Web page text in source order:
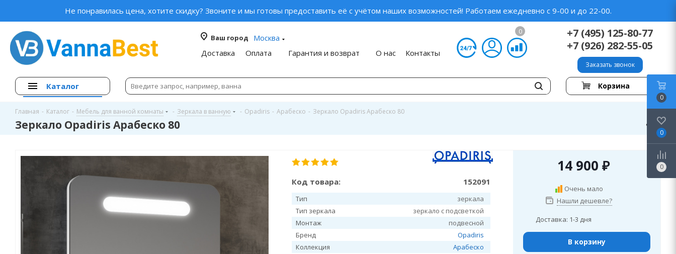
Не понравилась цена, хотите скидку? Звоните и мы готовы предоставить её с учётом наших возможностей! Работаем ежедневно с 9-00 и до 22-00.
Ваш город
Москва
Доставка
Оплата Гарантия и возврат О нас Контакты
0
+7 (495) 125-80-77
+7 (926) 282-55-05
Заказать звонок
Каталог Корзина
Главная - Каталог - Мебель для ванной комнаты - Зеркала в ванную - Opadiris - Арабеско - Зеркало Opadiris Арабеско 80
Зеркало Opadiris Арабеско 80
Код товара: 152091
Тип
зеркала
Тип зеркала
зеркало с подсветкой
Монтаж
подвесной
Бренд
Opadiris
Коллекция
Арабеско
14 900 ₽
Очень мало
Нашли дешевле?
Доставка: 1-3 дня
В корзину
0
0
0